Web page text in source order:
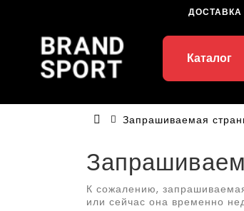
ДОСТАВКА
Каталог
Запрашиваемая
К сожалению,
или сейчас она временно